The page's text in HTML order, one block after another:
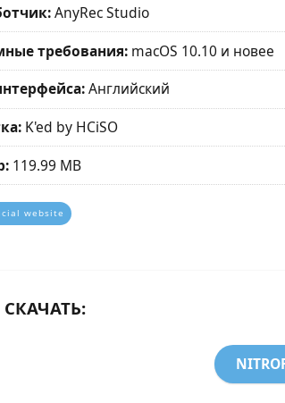
AnyRec Studio
требования: macOS 10.10 и новее
Английский
K'ed by HCiSO
119.99 MB
website
СКАЧАТЬ: